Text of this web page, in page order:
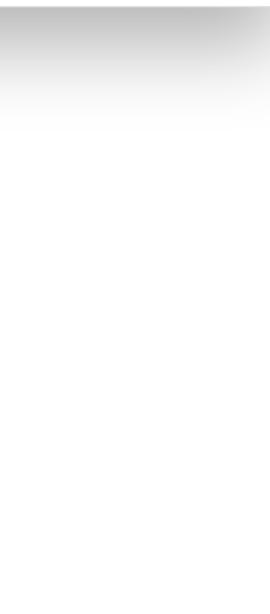
kullanılmaktadır. Bu
sunulması
ve sizlere yönelik
detaylı bilgi için Ayarlar
ve sitemizde ilgili